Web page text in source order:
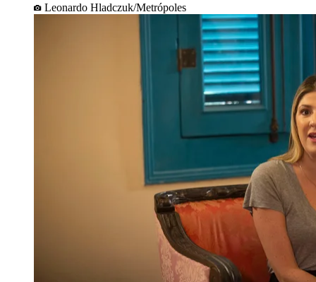
Leonardo Hladczuk/Metrópoles